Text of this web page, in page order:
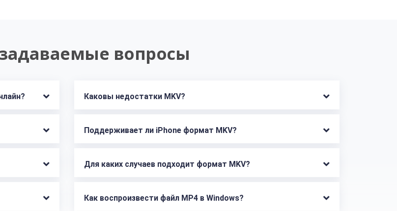
вопросы
Поддерживает ли iPhone формат MKV?
Как воспроизвести файл MP4 в Windows?